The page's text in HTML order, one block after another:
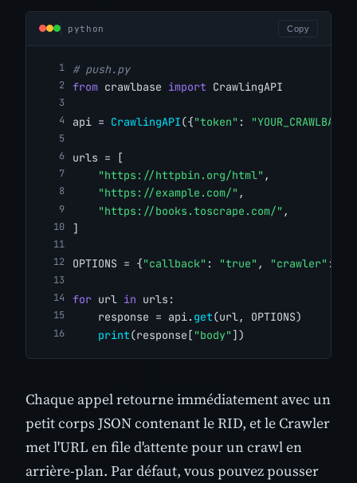
python Copy
# push.py
from crawlbase import CrawlingAPI
api = CrawlingAPI({"token" :
urls = [
"https://httpbin.org/html" ,
"https://example.com/" ,
"https://books.toscrape.com/" ,
]
OPTIONS = {"callback" : "true" , "crawler" :
for url in urls:
    response = api.
get(url, OPTIONS)
print(response[ "body" ])
Chaque appel retourne immédiatement avec un
petit corps JSON contenant le RID, et le Crawler
met l'URL en file d'attente pour un crawl en
arrière-plan. Par défaut, vous pouvez pousser